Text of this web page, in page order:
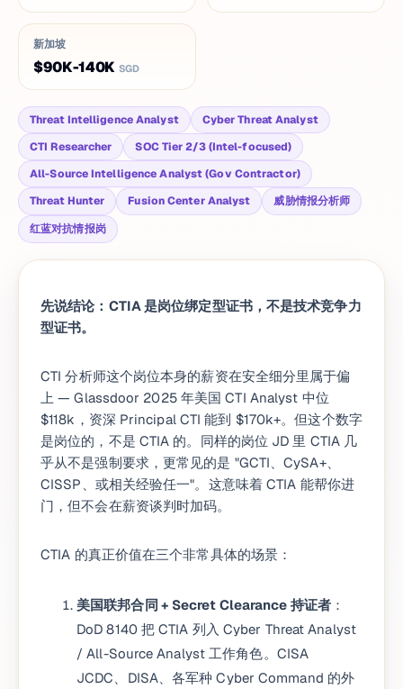
新加坡
$90K-140K SGD
Threat Intelligence Analyst
Cyber Threat Analyst
CTI Researcher
SOC Tier 2/3 (Intel-focused)
All-Source Intelligence Analyst (Gov Contractor)
Threat Hunter
Fusion Center Analyst
威胁情报分析师
红蓝对抗情报岗
先说结论：CTIA 是岗位绑定型证书，不是技术竞争力
型证书。
CTI 分析师这个岗位本身的薪资在安全细分里属于偏
上 — Glassdoor 2025 年美国 CTI Analyst 中位
$118k，资深 Principal CTI 能到 $170k+。但这个数字
是岗位的，不是 CTIA 的。同样的岗位 JD 里 CTIA 几
乎从不是强制要求，更常见的是 "GCTI、CySA+、
CISSP、或相关经验任一"。这意味着 CTIA 能帮你进
门，但不会在薪资谈判时加码。
CTIA 的真正价值在三个非常具体的场景：
美国联邦合同 + Secret Clearance 持证者：
DoD 8140 把 CTIA 列入 Cyber Threat Analyst
/ All-Source Analyst 工作角色。CISA
JCDC、DISA、各军种 Cyber Command 的外